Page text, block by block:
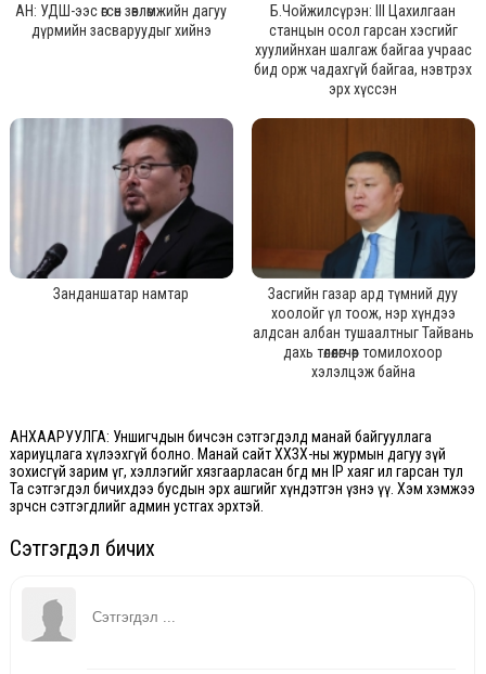
АН: УДШ-ээс өгсөн зөвлөмжийн дагуу
дүрмийн засваруудыг хийнэ
Б.Чойжилсүрэн: III Цахилгаан
станцын осол гарсан хэсгийг
хуулийнхан шалгаж байгаа учраас
бид орж чадахгүй байгаа, нэвтрэх
эрх хүссэн
Занданшатар намтар
Засгийн газар ард түмний дуу
хоолойг үл тоож, нэр хүндээ
алдсан албан тушаалтныг Тайвань
дахь төлөөлөгчөөр томилохоор
хэлэлцэж байна
АНХААРУУЛГА: Уншигчдын бичсэн сэтгэгдэлд манай байгууллага
хариуцлага хүлээхгүй болно. Манай сайт ХХЗХ-ны журмын дагуу зүй
зохисгүй зарим үг, хэллэгийг хязгаарласан бөгөөд мөн IP хаяг ил гарсан тул
Та сэтгэгдэл бичихдээ бусдын эрх ашгийг хүндэтгэн үзнэ үү. Хэм хэмжээ
зөрчсөн сэтгэгдлийг админ устгах эрхтэй.
Сэтгэгдэл бичих